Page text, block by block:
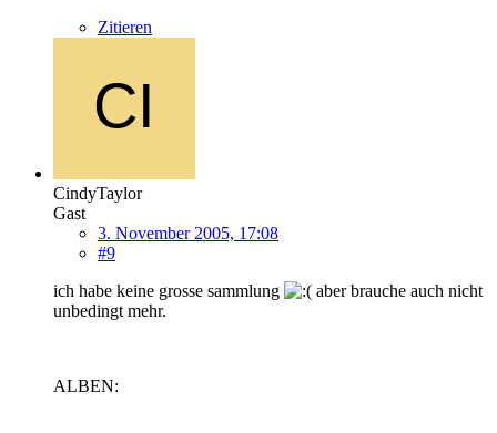
Zitieren
CindyTaylor
Gast
3. November 2005, 17:08
#9
ich habe keine grosse sammlung
aber brauche auch nicht
unbedingt mehr.
ALBEN: